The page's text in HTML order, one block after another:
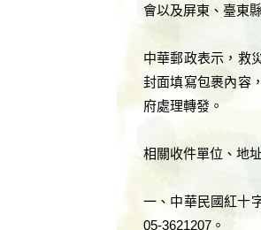
會以及屏東、臺東
中華郵政表示，救
封面填寫包裹內容
府處理轉發。
相關收件單位、地
一、中華民國紅十
05-3621207。